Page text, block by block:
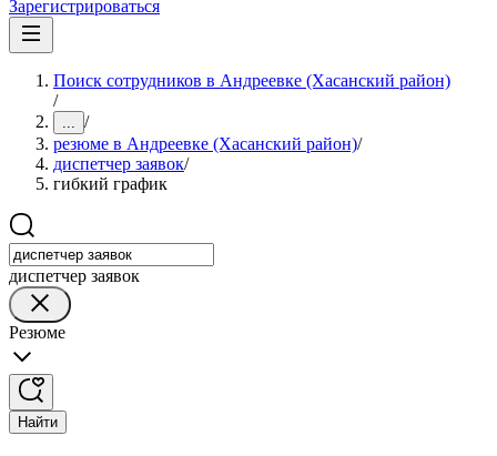
Зарегистрироваться
Поиск сотрудников в Андреевке (Хасанский район)
/
... /
резюме в Андреевке (Хасанский район)/
диспетчер заявок/
гибкий график
диспетчер заявок
Резюме
Найти